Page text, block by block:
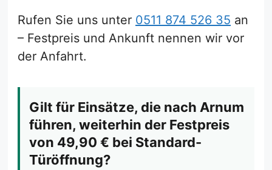
Rufen Sie uns unter 0511 874 526 35 an
– Festpreis und Ankunft nennen wir vor
der Anfahrt.
Gilt für Einsätze, die nach Arnum
führen, weiterhin der Festpreis
von 49,90 € bei Standard-
Türöffnung?